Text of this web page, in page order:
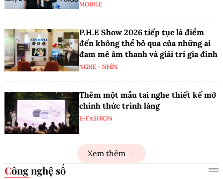
MOBILE
P.H.E Show 2026 tiếp tục là điểm
đến không thể bỏ qua của những ai
đam mê âm thanh và giải trí gia đình
NGHE - NHÌN
Thêm một mẫu tai nghe thiết kế mở
chính thức trình làng
E-FASHION
Xem thêm
Công nghệ số